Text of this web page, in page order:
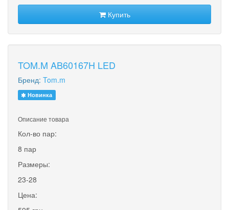
Купить
TOM.M AB60167H LED
Бренд: Tom.m
Новинка
Описание товара
Кол-во пар:
8 пар
Размеры:
23-28
Цена: